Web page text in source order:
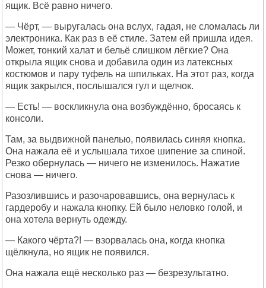
ящик. Всё равно ничего.
— Чёрт, — выругалась она вслух, гадая, не сломалась ли
электроника. Как раз в её стиле. Затем ей пришла идея.
Может, тонкий халат и бельё слишком лёгкие? Она
открыла ящик снова и добавила один из латексных
костюмов и пару туфель на шпильках. На этот раз, когда
ящик закрылся, послышался гул и щелчок.
— Есть! — воскликнула она возбуждённо, бросаясь к
консоли.
Там, за выдвижной панелью, появилась синяя кнопка.
Она нажала её и услышала тихое шипение за спиной.
Резко обернулась — ничего не изменилось. Нажатие
снова — ничего.
Разозлившись и разочаровавшись, она вернулась к
гардеробу и нажала кнопку. Ей было неловко голой, и
она хотела вернуть одежду.
— Какого чёрта?! — взорвалась она, когда кнопка
щёлкнула, но ящик не появился.
Она нажала ещё несколько раз — безрезультатно.